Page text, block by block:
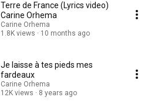
Terre de France (Lyrics video)
Carine Orhema
Carine Orhema
1.8K views
10 months ago
Je laisse à tes pieds mes
fardeaux
Carine Orhema
12K views
8 years ago